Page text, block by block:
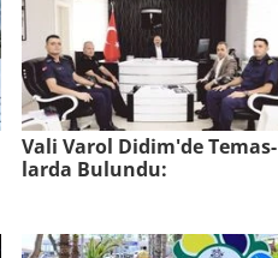
Vali Varol Didim'de Te­mas­
lar­da Bu­lun­du: